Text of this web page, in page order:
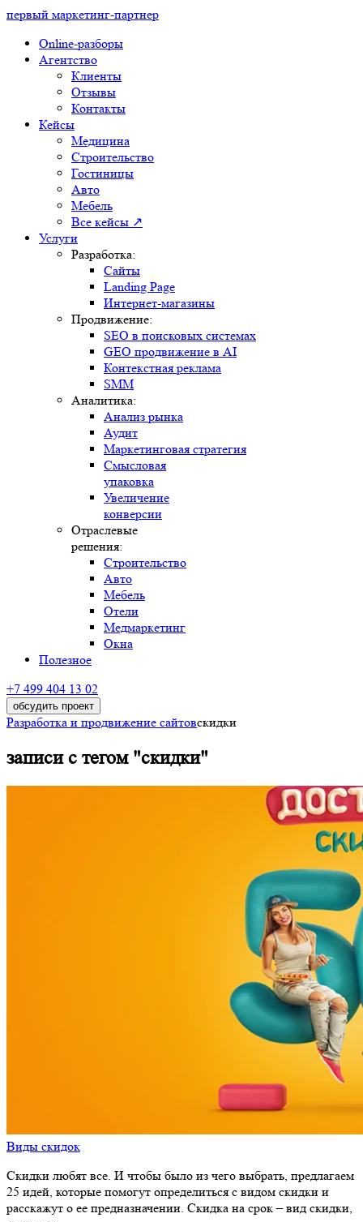
первый маркетинг-партнер
Online-разборы
Агентство
Клиенты
Отзывы
Контакты
Кейсы
Медицина
Строительство
Гостиницы
Авто
Мебель
Все кейсы ↗
Услуги
Разработка:
Сайты
Landing Page
Интернет-магазины
Продвижение:
SEO в поисковых системах
GEO продвижение в AI
Контекстная реклама
SMM
Аналитика:
Анализ рынка
Аудит
Маркетинговая стратегия
Смысловая
упаковка
Увеличение
конверсии
Отраслевые
решения:
Строительство
Авто
Мебель
Отели
Медмаркетинг
Окна
Полезное
+7 499 404 13 02
обсудить проект
Разработка и продвижение сайтовскидки
записи с тегом "скидки"
Виды скидок
Скидки любят все. И чтобы было из чего выбрать, предлагаем
25 идей, которые помогут определиться с видом скидки и
расскажут о ее предназначении. Скидка на срок – вид скидки,